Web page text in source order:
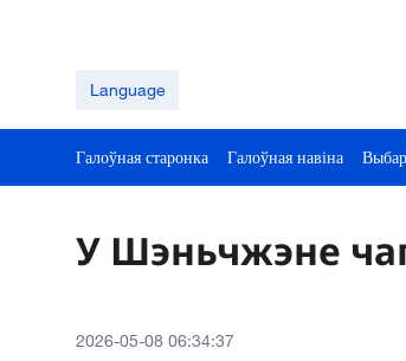
Language
Галоўная старонка Галоўная навіна
У Шэньчжэне
2026-05-08 06:34:37